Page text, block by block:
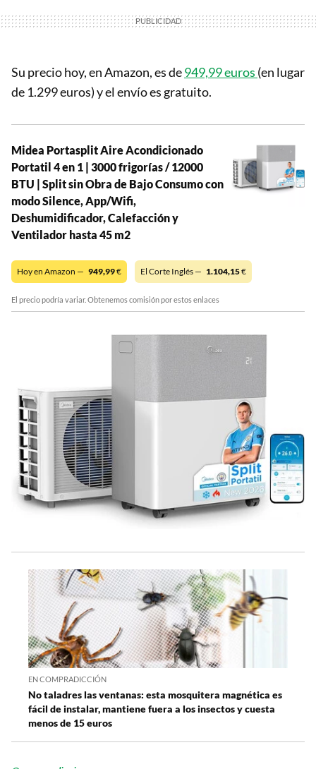
Su precio hoy, en Amazon, es de949,99 euros (en lugar
de 1.299 euros) y el envío es gratuito.
Midea Portasplit Aire Acondicionado
Portatil 4 en 1 | 3000 frigorías / 12000
BTU | Split sin Obra de Bajo Consumo con
modo Silence, App/Wifi,
Deshumidificador, Calefacción y
Ventilador hasta 45 m2
Hoy en Amazon — 949,99€ El Corte Inglés — 1.104,15€
El precio podría variar. Obtenemos comisión por estos enlaces
EN COMPRADICCIÓN
No taladres las ventanas: esta mosquitera magnética es
fácil de instalar, mantiene fuera a los insectos y cuesta
menos de 15 euros